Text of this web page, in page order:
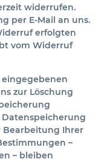
widerrufen.
per E-Mail an uns.
erfolgten
vom Widerruf
zur Löschung
Bearbeitung Ihrer
–
– bleiben